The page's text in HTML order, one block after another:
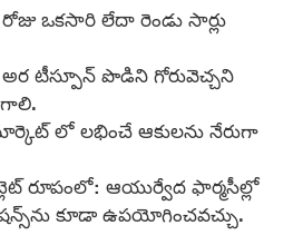
ఒకసారి లేదా రెండు సార్లు
టీస్పూన్ పొడిని గోరువెచ్చని
లో లభించే ఆకులను నేరుగా
రూపంలో: ఆయుర్వేద ఫార్మసీల్లో
కూడా ఉపయోగించవచ్చు.